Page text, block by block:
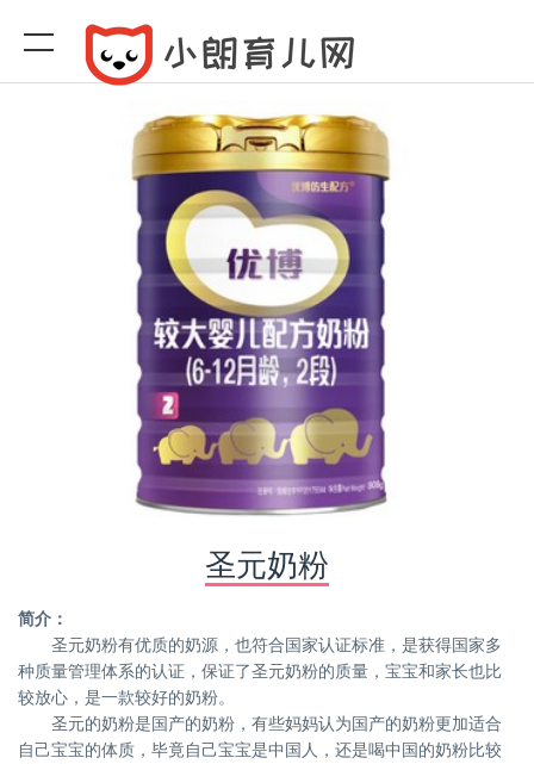
圣元奶粉
简介：
圣元奶粉有优质的奶源，也符合国家认证标准，是获得国家多
种质量管理体系的认证，保证了圣元奶粉的质量，宝宝和家长也比
较放心，是一款较好的奶粉。
圣元的奶粉是国产的奶粉，有些妈妈认为国产的奶粉更加适合
自己宝宝的体质，毕竟自己宝宝是中国人，还是喝中国的奶粉比较